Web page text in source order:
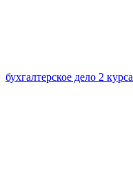
бухгалтерское дело 2 курса